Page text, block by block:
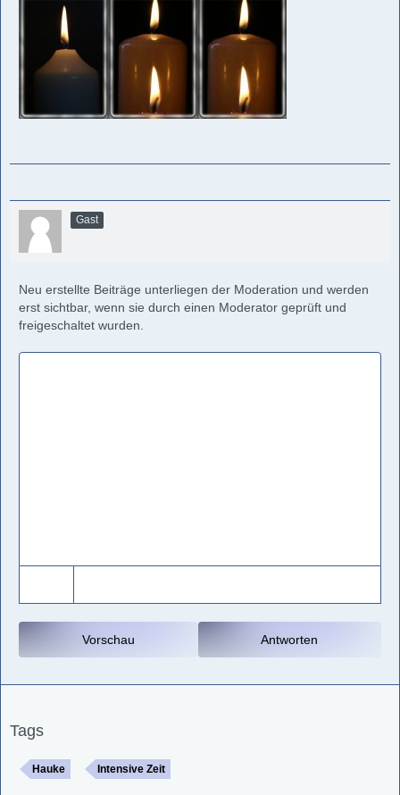
Gast
Neu erstellte Beiträge unterliegen der Moderation und werden
erst sichtbar, wenn sie durch einen Moderator geprüft und
freigeschaltet wurden.
Antworten
Vorschau
Tags
Hauke Intensive Zeit